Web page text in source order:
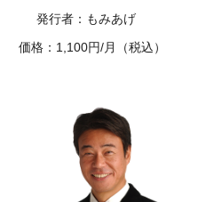
発行者：もみあげ
価格：1,100円/月（税込）